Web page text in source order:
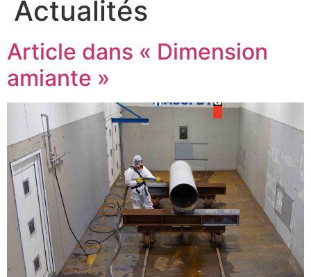
Actualités
Article dans « Dimension
amiante »